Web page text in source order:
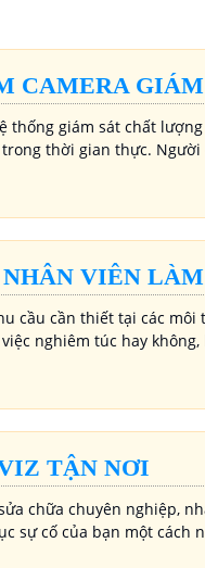
CAMERA
thống giám sát chất
thời gian thực.
VIÊN
cầu cần thiết tại các môi
nghiêm túc hay
TẬN NƠI
chữa chuyên nghiệp,
sự cố của bạn một cách